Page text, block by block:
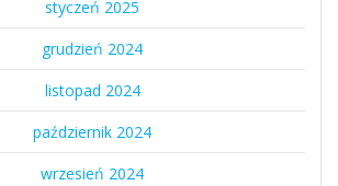
styczeń 2025
grudzień 2024
listopad 2024
październik 2024
wrzesień 2024